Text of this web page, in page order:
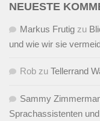
NEUESTE
Markus Frutig zu
und wie wir sie
Rob zu Tellerrand
Sammy
Sprachassistenten